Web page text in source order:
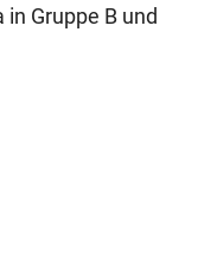
Gruppe B und